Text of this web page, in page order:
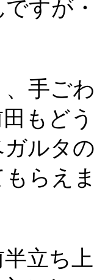
すが
手ご
もど
ルタ
らえ
立ち